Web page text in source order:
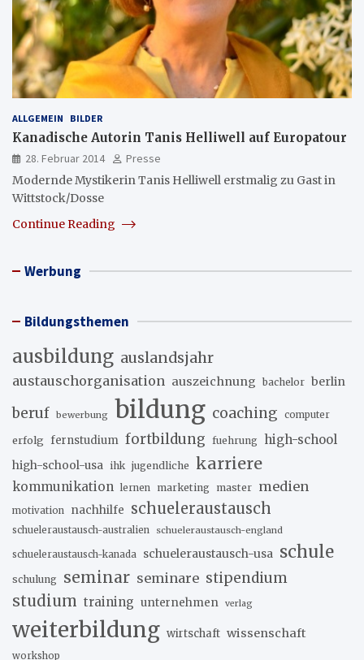
ALLGEMEIN BILDER
Kanadische Autorin Tanis Helliwell auf Europatour
28. Februar 2014
Presse
Modernde Mystikerin Tanis Helliwell erstmalig zu Gast in
Wittstock/Dosse
Continue Reading
Werbung
Bildungsthemen
ausbildung auslandsjahr
austauschorganisation auszeichnung bachelor berlin
beruf bewerbung bildung coaching computer
erfolg fernstudium fortbildung fuehrung high-school
high-school-usa ihk jugendliche karriere
kommunikation lernen marketing master medien
motivation nachhilfe schueleraustausch
schueleraustausch-australien schueleraustausch-england
schueleraustausch-kanada schueleraustausch-usa schule
schulung seminar seminare stipendium
studium training unternehmen verlag
weiterbildung wirtschaft wissenschaft
workshop